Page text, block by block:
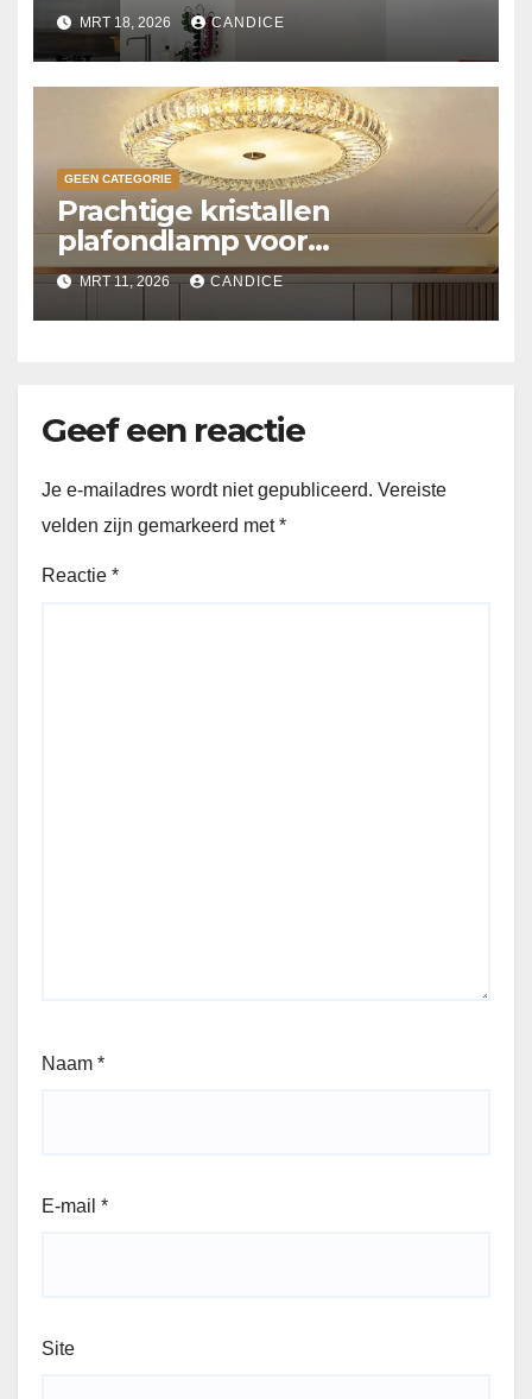
MRT 18, 2026 CANDICE
GEEN CATEGORIE
Prachtige kristallen
plafondlamp voor
slaapkamer
MRT 11, 2026 CANDICE
Geef een reactie
Je e-mailadres wordt niet gepubliceerd. Vereiste
velden zijn gemarkeerd met*
Reactie *
Naam *
E-mail *
Site